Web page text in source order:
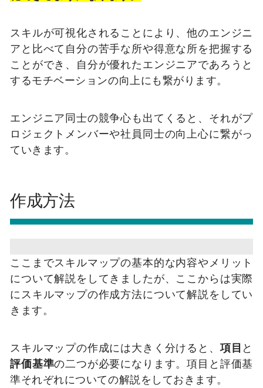
スキルが可視化されることにより、他のエンジニ
アと比べて自分の苦手な所や得意な所を把握する
ことができ、自分が優れたエンジニアであろうと
するモチベーションの向上にも繋がります。
エンジニア同士の競争心も出てくると、それがプ
ロジェクトメンバーや社員同士の向上心に繋がっ
ていきます。
作成方法
ここまでスキルマップの基本的な内容やメリット
について解説をしてきましたが、ここからは実際
にスキルマップの作成方法について解説をしてい
きます。
スキルマップの作成には大きく分けると、 項目 と
評価基準の二つが必要になります。項目と評価基
準それぞれについての解説をしておきます。